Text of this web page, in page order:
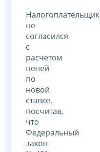
Налогоплательщик
не
согласился
с
расчетом
пеней
по
новой
ставке,
посчитав,
что
Федеральный
закон